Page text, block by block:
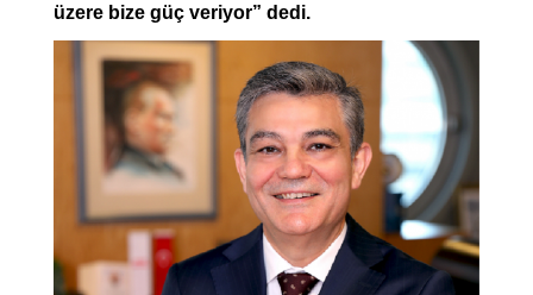
üzere bize güç veriyor” dedi.